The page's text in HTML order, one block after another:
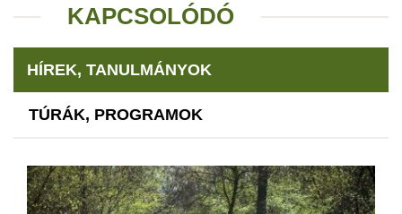
KAPCSOLÓDÓ
HÍREK, TANULMÁNYOK
TÚRÁK, PROGRAMOK